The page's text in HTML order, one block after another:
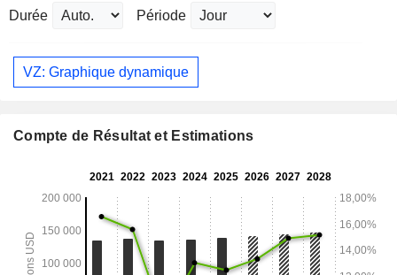
Durée Période
VZ: Graphique dynamique
Compte de Résultat et Estimations